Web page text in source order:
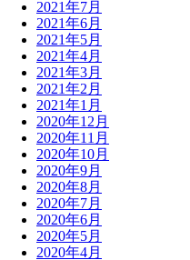
2021年7月
2021年6月
2021年5月
2021年4月
2021年3月
2021年2月
2021年1月
2020年12月
2020年11月
2020年10月
2020年9月
2020年8月
2020年7月
2020年6月
2020年5月
2020年4月